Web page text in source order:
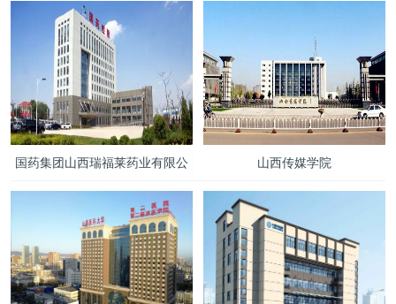
保检测项目案例
国药集团山西瑞福莱药业有限公 山西传媒学院